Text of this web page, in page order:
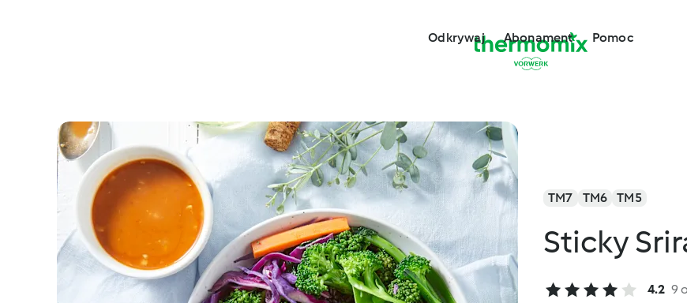
Odkrywaj Abonament Pomoc
TM7 TM6 TM5
Sticky
4.2 9